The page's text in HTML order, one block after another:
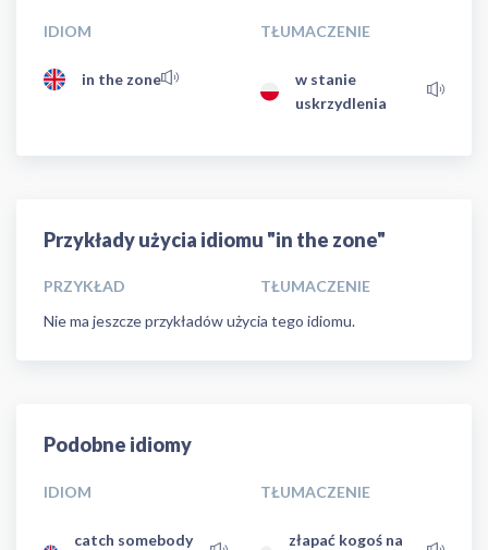
IDIOM TŁUMACZENIE
in the zone
w stanie
uskrzydlenia
Przykłady użycia idiomu "in the zone"
PRZYKŁAD
TŁUMACZENIE
Nie ma jeszcze przykładów użycia tego idiomu.
Podobne idiomy
IDIOM TŁUMACZENIE
catch somebody
złapać kogoś na